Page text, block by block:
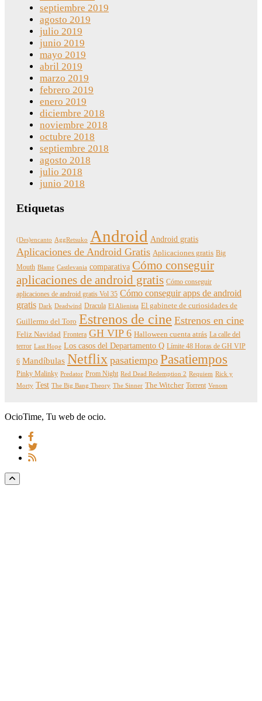
septiembre 2019
agosto 2019
julio 2019
junio 2019
mayo 2019
abril 2019
marzo 2019
febrero 2019
enero 2019
diciembre 2018
noviembre 2018
octubre 2018
septiembre 2018
agosto 2018
julio 2018
junio 2018
Etiquetas
(Des)encanto AggRetsuko Android Android gratis
Aplicaciones de Android Gratis Aplicaciones gratis Big
Mouth Blame Castlevania comparativa Cómo conseguir
aplicaciones de android gratis Cómo conseguir
aplicaciones de android gratis Vol 35 Cómo conseguir apps de android
gratis Dark Deadwind Dracula El Alienista El gabinete de curiosidades de
Guillermo del Toro Estrenos de cine Estrenos en cine
Feliz Navidad Frontera GH VIP 6 Halloween cuenta atrás La calle del
terror Last Hope Los casos del Departamento Q Límite 48 Horas de GH VIP
6 Mandíbulas Netflix pasatiempo Pasatiempos
Pinky Malinky Predator Prom Night Red Dead Redemption 2 Requiem Rick y
Morty Test The Big Bang Theory The Sinner The Witcher Torrent Venom
OcioTime, Tu web de ocio.